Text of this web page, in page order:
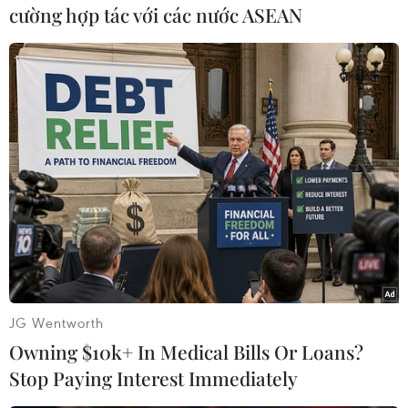
#Trung Quốc
Israel
Nga Trung Quốc
cường hợp tác với các nước ASEAN
JG Wentworth
Owning $10k+ In Medical Bills Or Loans?
Stop Paying Interest Immediately